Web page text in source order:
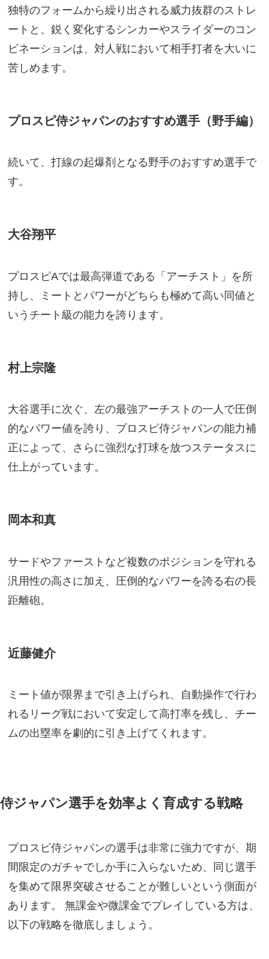
独特のフォームから繰り出される威力抜群のストレ
ートと、鋭く変化するシンカーやスライダーのコン
ビネーションは、対人戦において相手打者を大いに
苦しめます。
プロスピ侍ジャパンのおすすめ選手（野手編）
続いて、打線の起爆剤となる野手のおすすめ選手で
す。
大谷翔平
プロスピAでは最高弾道である「アーチスト」を所
持し、ミートとパワーがどちらも極めて高い同値と
いうチート級の能力を誇ります。
村上宗隆
大谷選手に次ぐ、左の最強アーチストの一人で圧倒
的なパワー値を誇り、プロスピ侍ジャパンの能力補
正によって、さらに強烈な打球を放つステータスに
仕上がっています。
岡本和真
サードやファーストなど複数のポジションを守れる
汎用性の高さに加え、圧倒的なパワーを誇る右の長
距離砲。
近藤健介
ミート値が限界まで引き上げられ、自動操作で行わ
れるリーグ戦において安定して高打率を残し、チー
ムの出塁率を劇的に引き上げてくれます。
侍ジャパン選手を効率よく育成する戦略
プロスピ侍ジャパンの選手は非常に強力ですが、期
間限定のガチャでしか手に入らないため、同じ選手
を集めて限界突破させることが難しいという側面が
あります。 無課金や微課金でプレイしている方は、
以下の戦略を徹底しましょう。